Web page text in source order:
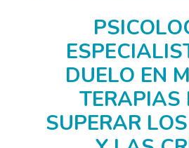
DUELO EN
TERAPIAS
SUPERAR